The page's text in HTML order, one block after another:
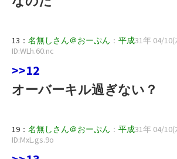
13： 名無しさん＠おーぷん ： 平成31年 04/10(
ID:WLh.60.nc
>>12
オーバーキル過ぎない？
19： 名無しさん＠おーぷん ： 平成31年 04/10(
ID:MxL.gs.9o